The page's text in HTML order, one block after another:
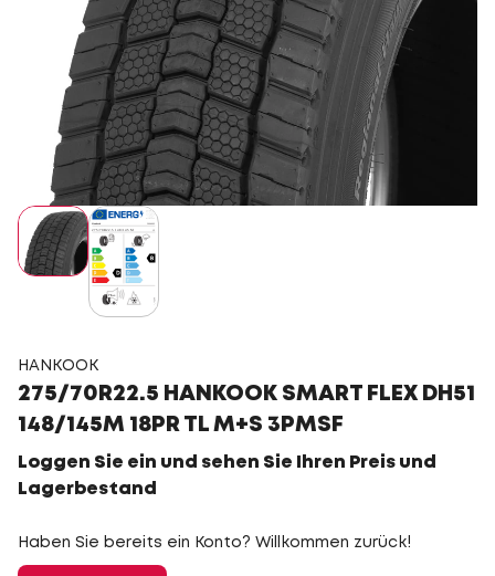
HANKOOK
275/70R22.5 HANKOOK SMART FLEX DH51
148/145M 18PR TL M+S 3PMSF
Loggen Sie ein und sehen Sie Ihren Preis und
Lagerbestand
Haben Sie bereits ein Konto? Willkommen zurück!